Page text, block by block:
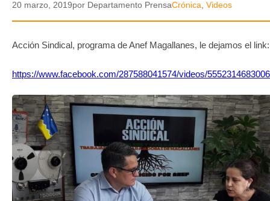
AUDIOS
VIDEOS
GALERIA DE FOTOS
APP MÓVIL
TRANSPARENCIA
20 marzo, 2019por Departamento PrensaCrónica, Videos
Acción Sindical, programa de Anef Magallanes, le dejamos el link:
https://www.facebook.com/287588041574/videos/